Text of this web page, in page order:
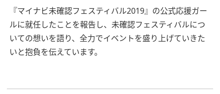
『マイナビ未確認フェスティバル2019』の公式応援ガー
ルに就任したことを報告し、未確認フェスティバルにつ
いての想いを語り、全力でイベントを盛り上げていきた
いと抱負を伝えています。